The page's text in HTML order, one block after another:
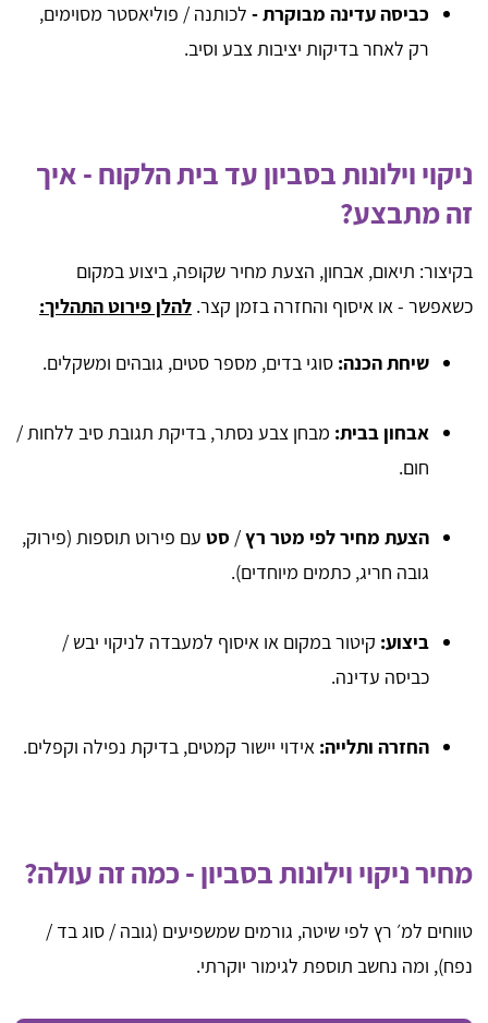
כביסה עדינה מבוקרת - לכותנה / פוליאסטר מסוימים,
רק לאחר בדיקות יציבות צבע וסיב.
ניקוי וילונות בסביון עד בית הלקוח - איך
זה מתבצע?
בקיצור: תיאום, אבחון, הצעת מחיר שקופה, ביצוע במקום
כשאפשר - או איסוף והחזרה בזמן קצר. להלן פירוט התהליך:
שיחת הכנה: סוגי בדים, מספר סטים, גובהים ומשקלים.
אבחון בבית: מבחן צבע נסתר, בדיקת תגובת סיב ללחות /
חום.
הצעת מחיר לפי מטר רץ/ סט עם פירוט תוספות (פירוק,
גובה חריג, כתמים מיוחדים).
ביצוע: קיטור במקום או איסוף למעבדה לניקוי יבש /
כביסה עדינה.
החזרה ותלייה: אידוי יישור קמטים, בדיקת נפילה וקפלים.
מחיר ניקוי וילונות בסביון - כמה זה עולה?
טווחים למ׳ רץ לפי שיטה, גורמים שמשפיעים (גובה / סוג בד /
נפח), ומה נחשב תוספת לגימור יוקרתי.